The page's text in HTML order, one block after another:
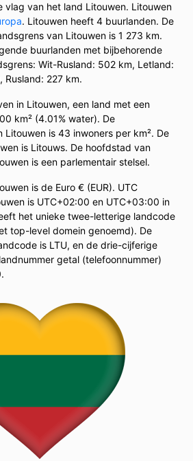
vlag van het land Litouwen. Litouwen
. Litouwen heeft 4 buurlanden. De
van Litouwen is 1 273 km.
buurlanden met bijbehorende
Wit-Rusland: 502 km, Letland:
Rusland: 227 km.
in Litouwen, een land met een
km² (4.01% water). De
is 43 inwoners per km². De
is Litouws. De hoofdstad van
is een parlementair stelsel.
is de Euro € (EUR). UTC
is UTC+02:00 en UTC+03:00 in
het unieke twee-letterige landcode
top-level domein genoemd). De
is LTU, en de drie-cijferige
getal (telefoonnummer)